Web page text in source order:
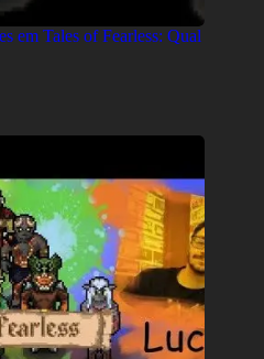
em Tales of Fearless: Qual